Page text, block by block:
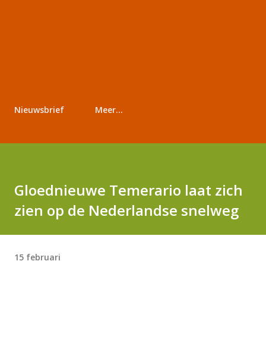
Nieuwsbrief Meer…
Gloednieuwe Temerario laat zich
zien op de Nederlandse snelweg
15 februari